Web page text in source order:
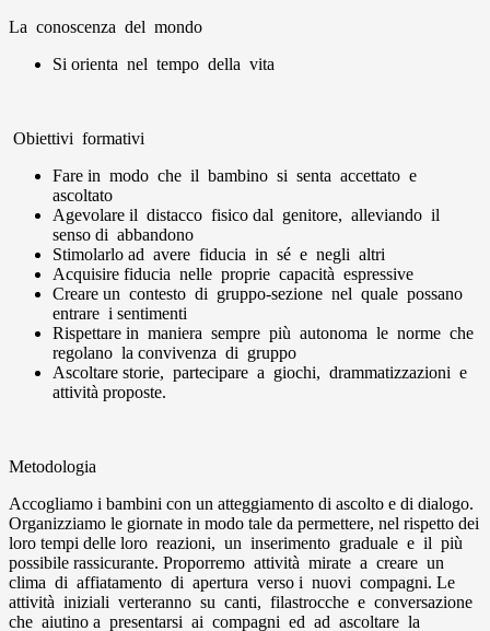
La conoscenza del mondo
Si orienta nel tempo della vita
Obiettivi formativi
Fare in modo che il bambino si senta accettato e
ascoltato
Agevolare il distacco fisico dal genitore, alleviando il
senso di abbandono
Stimolarlo ad avere fiducia in sé e negli altri
Acquisire fiducia nelle proprie capacità espressive
Creare un contesto di gruppo-sezione nel quale possano
entrare i sentimenti
Rispettare in maniera sempre più autonoma le norme che
regolano la convivenza di gruppo
Ascoltare storie, partecipare a giochi, drammatizzazioni e
attività proposte.
Metodologia
Accogliamo i bambini con un atteggiamento di ascolto e di dialogo.
Organizziamo le giornate in modo tale da permettere, nel rispetto dei
loro tempi delle loro reazioni, un inserimento graduale e il più
possibile rassicurante. Proporremo attività mirate a creare un
clima di affiatamento di apertura verso i nuovi compagni. Le
attività iniziali verteranno su canti, filastrocche e conversazione
che aiutino a presentarsi ai compagni ed ad ascoltare la